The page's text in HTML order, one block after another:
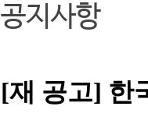
공지사항
[재 공고] 한